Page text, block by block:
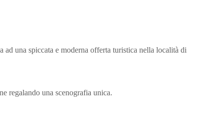
una spiccata e moderna offerta turistica nella località di
regalando una scenografia unica.